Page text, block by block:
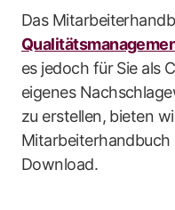
Das
es jedoch für Sie als
eigenes
zu erstellen, bieten
Mitarbeiterhandbuch
Download.